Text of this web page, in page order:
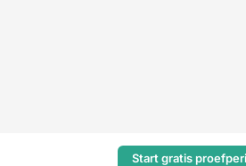
Start gratis